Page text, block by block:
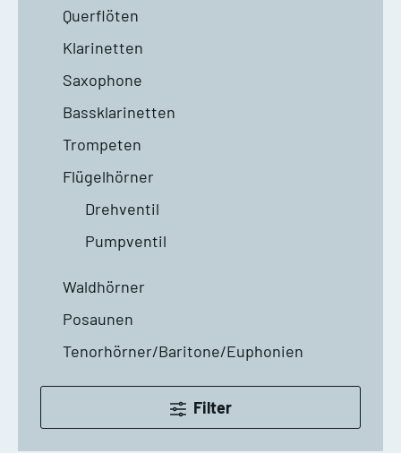
Querflöten
Klarinetten
Saxophone
Bassklarinetten
Trompeten
Flügelhörner
Drehventil
Pumpventil
Waldhörner
Posaunen
Tenorhörner/Baritone/Euphonien
Filter